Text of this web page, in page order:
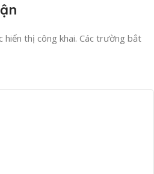
hiển thị công khai. Các trường bắt